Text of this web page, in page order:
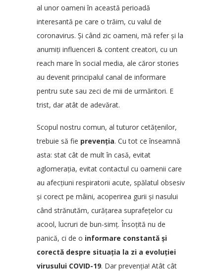
al unor oameni în această perioadă
interesantă pe care o trăim, cu valul de
coronavirus. Și când zic oameni, mă refer și la
anumiți influenceri & content creatori, cu un
reach mare în social media, ale căror stories
au devenit principalul canal de informare
pentru sute sau zeci de mii de urmăritori. E
trist, dar atât de adevărat.
Scopul nostru comun, al tuturor cetățenilor,
trebuie să fie prevenția. Cu tot ce înseamnă
asta: stat cât de mult în casă, evitat
aglomerația, evitat contactul cu oamenii care
au afecțiuni respiratorii acute, spălatul obsesiv
și corect pe mâini, acoperirea gurii și nasului
când strănutăm, curățarea suprafețelor cu
acool, lucruri de bun-simț. Însoțită nu de
panică, ci de o informare constantă și
corectă despre situația la zi a evoluției
virusului COVID-19. Dar prevenția! Atât cât